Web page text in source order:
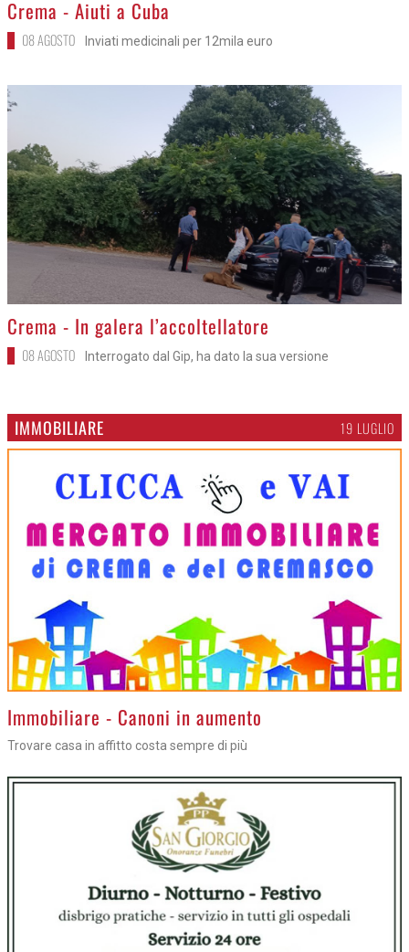
Crema - Aiuti a Cuba
08 AGOSTO Inviati medicinali per 12mila euro
>
Crema - In galera l’accoltellatore
08 AGOSTO Interrogato dal Gip, ha dato la sua versione
IMMOBILIARE 19 LUGLIO
>Immobiliare - Canoni in aumento
Trovare casa in affitto costa sempre di più